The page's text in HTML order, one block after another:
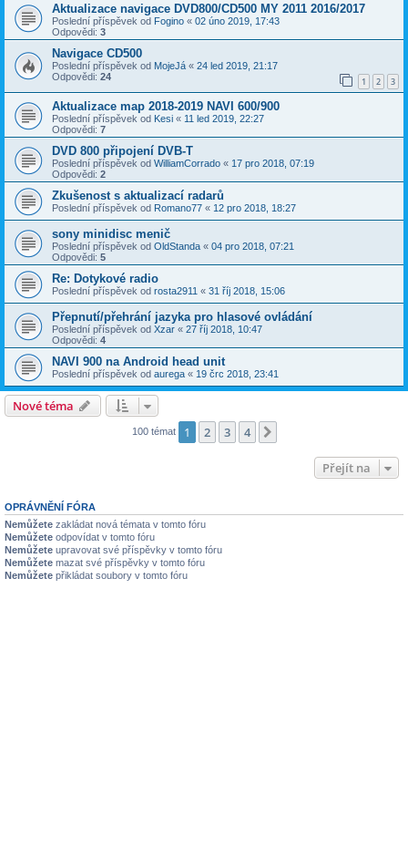
Aktualizace navigace DVD800/CD500 MY 2011 2016/2017
Poslední příspěvek od Fogino « 02 úno 2019, 17:43
Odpovědi: 3
Navigace CD500
Poslední příspěvek od MojeJá « 24 led 2019, 21:17
Odpovědi: 24 1 2 3
Aktualizace map 2018-2019 NAVI 600/900
Poslední příspěvek od Kesi « 11 led 2019, 22:27
Odpovědi: 7
DVD 800 připojení DVB-T
Poslední příspěvek od WilliamCorrado « 17 pro 2018, 07:19
Odpovědi: 2
Zkušenost s aktualizací radarů
Poslední příspěvek od Romano77 « 12 pro 2018, 18:27
sony minidisc menič
Poslední příspěvek od OldStanda « 04 pro 2018, 07:21
Odpovědi: 5
Re: Dotykové radio
Poslední příspěvek od rosta2911 « 31 říj 2018, 15:06
Přepnutí/přehrání jazyka pro hlasové ovládání
Poslední příspěvek od Xzar « 27 říj 2018, 10:47
Odpovědi: 4
NAVI 900 na Android head unit
Poslední příspěvek od aurega « 19 črc 2018, 23:41
Nové téma
100 témat 1 2 3 4
Přejít na
OPRÁVNĚNÍ FÓRA
Nemůžete zakládat nová témata v tomto fóru
Nemůžete odpovídat v tomto fóru
Nemůžete upravovat své příspěvky v tomto fóru
Nemůžete mazat své příspěvky v tomto fóru
Nemůžete přikládat soubory v tomto fóru